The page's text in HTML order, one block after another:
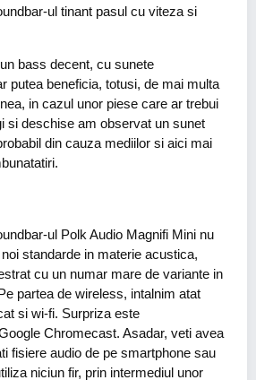
ul tinant pasul cu viteza si
bass decent, cu sunete
putea beneficia, totusi, de mai multa
in cazul unor piese care ar trebui
si deschise am observat un sunet
din cauza mediilor si aici mai
ul Polk Audio Magnifi Mini nu
standarde in materie acustica,
cu un numar mare de variante in
partea de wireless, intalnim atat
si wi-fi. Surpriza este
Chromecast. Asadar, veti avea
fisiere audio de pe smartphone sau
niciun fir, prin intermediul unor